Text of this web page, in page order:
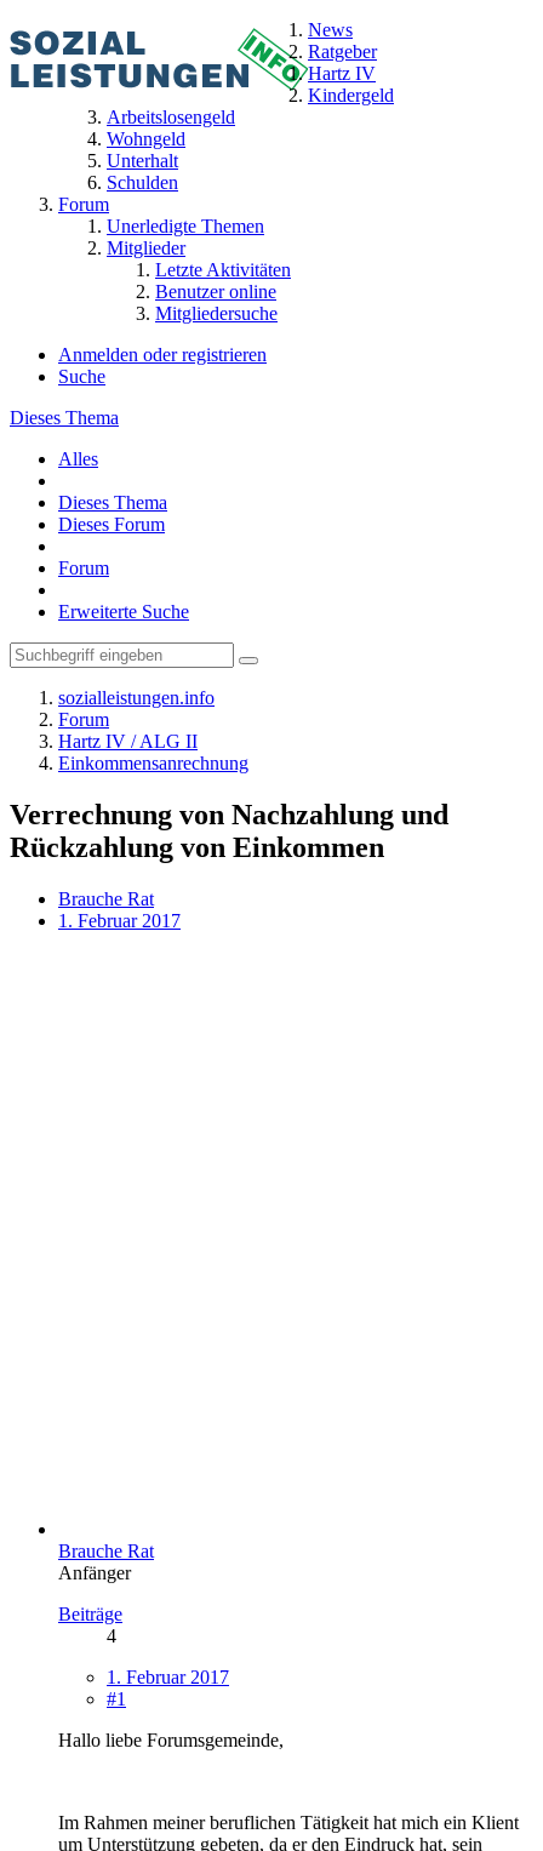
News
Ratgeber
Hartz IV
Kindergeld
Arbeitslosengeld
Wohngeld
Unterhalt
Schulden
Forum
Unerledigte Themen
Mitglieder
Letzte Aktivitäten
Benutzer online
Mitgliedersuche
Anmelden oder registrieren
Suche
Dieses Thema
Alles
Dieses Thema
Dieses Forum
Forum
Erweiterte Suche
sozialleistungen.info
Forum
Hartz IV / ALG II
Einkommensanrechnung
Verrechnung von Nachzahlung und
Rückzahlung von Einkommen
Brauche Rat
1. Februar 2017
Brauche Rat
Anfänger
Beiträge
4
1. Februar 2017
#1
Hallo liebe Forumsgemeinde,
Im Rahmen meiner beruflichen Tätigkeit hat mich ein Klient
um Unterstützung gebeten, da er den Eindruck hat, sein